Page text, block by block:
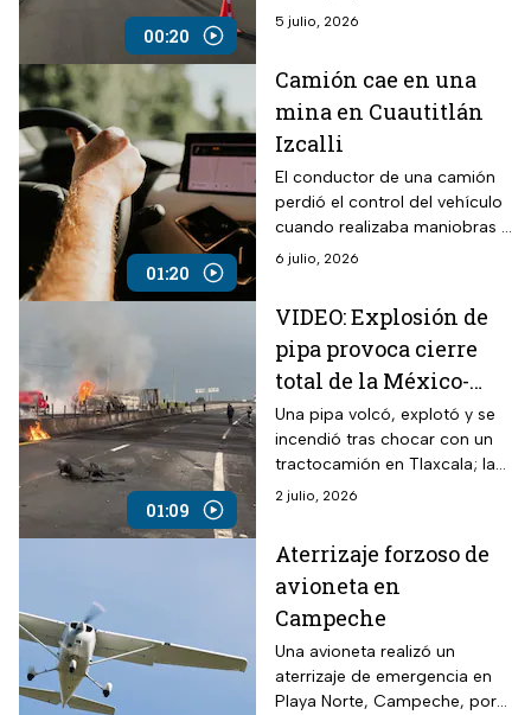
00:20
límites de Lerdo, Durango, y
5 julio, 2026
01:20
Camión cae en una
mina en Cuautitlán
Izcalli
El conductor de una camión
perdió el control del vehículo
cuando realizaba maniobras y
cayó en una mina de San
6 julio, 2026
01:09
VIDEO: Explosión de
pipa provoca cierre
total de la México-
Veracruz en Tlaxcala
Una pipa volcó, explotó y se
incendió tras chocar con un
tractocamión en Tlaxcala; la
carretera México-Veracruz fue
2 julio, 2026
Aterrizaje forzoso de
avioneta en
Campeche
Una avioneta realizó un
aterrizaje de emergencia en
Playa Norte, Campeche, por